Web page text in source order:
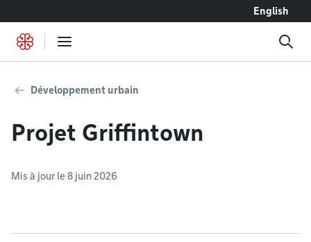
English
Développement urbain
Projet Griffintown
Mis à jour le 8 juin 2026